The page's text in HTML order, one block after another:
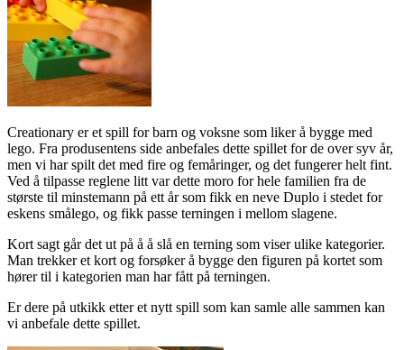
Creationary er et spill for barn og voksne som liker å bygge med
lego. Fra produsentens side anbefales dette spillet for de over syv år,
men vi har spilt det med fire og femåringer, og det fungerer helt fint.
Ved å tilpasse reglene litt var dette moro for hele familien fra de
største til minstemann på ett år som fikk en neve Duplo i stedet for
eskens smålego, og fikk passe terningen i mellom slagene.
Kort sagt går det ut på å å slå en terning som viser ulike kategorier.
Man trekker et kort og forsøker å bygge den figuren på kortet som
hører til i kategorien man har fått på terningen.
Er dere på utkikk etter et nytt spill som kan samle alle sammen kan
vi anbefale dette spillet.